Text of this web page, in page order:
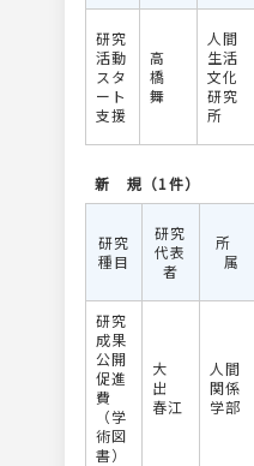
研究
活動
スタ
ート
支援
高
橋
舞
人間
生活
文化
研究
所
新 規（1件）
研究
種目
研究
代表
者
所
属
研究
成果
公開
促進
費
（学
術図
書）
大
出
春江
人間
関係
学部